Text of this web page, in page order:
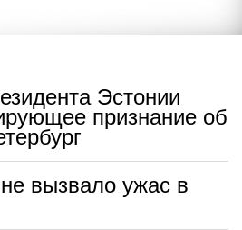
Эстонии
признание об
вызвало ужас в